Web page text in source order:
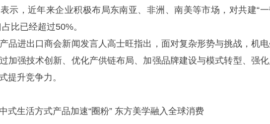
示，近年来企业积极布局东南亚、非洲、南美等市场，对共建“
比已经超过50%。
进出口商会新闻发言人高士旺指出，面对复杂形势与挑战，机
加强技术创新、优化产供链布局、加强品牌建设与模式转型、强
提升竞争力。
式产品加速“圈粉” 东方美学融入全球消费